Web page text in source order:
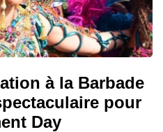
à la Barbade
pour
Day